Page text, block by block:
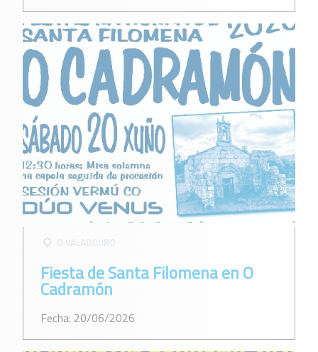
O VALADOURO
Fiesta de Santa Filomena en O
Cadramón
Fecha: 20/06/2026